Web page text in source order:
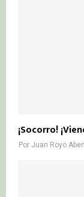
¡Socorro!
Por Juan Royo